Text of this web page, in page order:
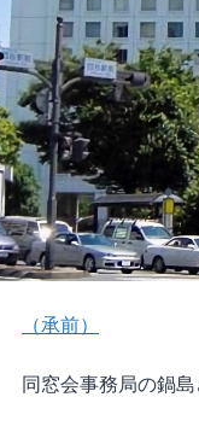
（承前）
同窓会事務局の鍋